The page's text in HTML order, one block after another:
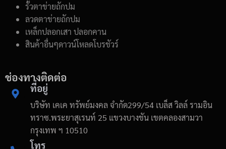
รั้วตาข่ายถักปม
ลวดตาข่ายถักปม
เหล็กปลอกเสา ปลอกคาน
สินค้าอื่นๆดาวน์โหลดโบรชัวร์
ช่องทางติดต่อ
ที่อยู่
บริษัท เคเค ทรัพย์มงคล จำกัด299/54 เบล็ส วิลล์ รามอิน
ทราซ.พระยาสุเรนท์ 25 แขวงบางชัน เขตคลองสามวา
กรุงเทพ ฯ 10510
โทร